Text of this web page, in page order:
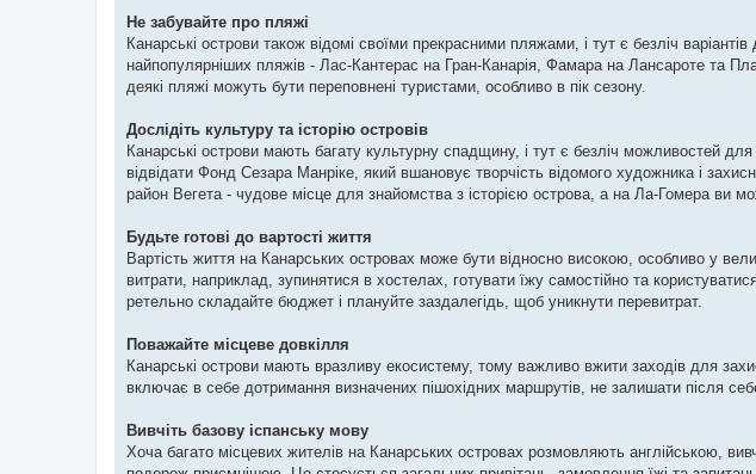
Не забувайте про пляжі
Канарські острови також відомі своїми прекрасними пляжами, і тут є безліч
найпопулярніших пляжів - Лас-Кантерас на Гран-Канарія, Фамара на Лансароте та
деякі пляжі можуть бути переповнені туристами, особливо в пік сезону.
Дослідіть культуру та історію островів
Канарські острови мають багату культурну спадщину, і тут є безліч можливостей
відвідати Фонд Сезара Манріке, який вшановує творчість відомого художника і
район Вегета - чудове місце для знайомства з історією острова, а на Ла-Гомера ви
Будьте готові до вартості життя
Вартість життя на Канарських островах може бути відносно високою, особливо у
витрати, наприклад, зупинятися в хостелах, готувати їжу самостійно та
ретельно складайте бюджет і плануйте заздалегідь, щоб уникнути перевитрат.
Поважайте місцеве довкілля
Канарські острови мають вразливу екосистему, тому важливо вжити заходів для
включає в себе дотримання визначених пішохідних маршрутів, не залишати після
Вивчіть базову іспанську мову
Хоча багато місцевих жителів на Канарських островах розмовляють англійською,